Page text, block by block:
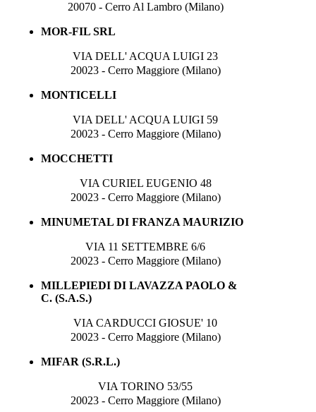
20070 - Cerro Al Lambro (Milano)
MOR-FIL SRL
VIA DELL' ACQUA LUIGI 23
20023 - Cerro Maggiore (Milano)
MONTICELLI
VIA DELL' ACQUA LUIGI 59
20023 - Cerro Maggiore (Milano)
MOCCHETTI
VIA CURIEL EUGENIO 48
20023 - Cerro Maggiore (Milano)
MINUMETAL DI FRANZA MAURIZIO
VIA 11 SETTEMBRE 6/6
20023 - Cerro Maggiore (Milano)
MILLEPIEDI DI LAVAZZA PAOLO &
C. (S.A.S.)
VIA CARDUCCI GIOSUE' 10
20023 - Cerro Maggiore (Milano)
MIFAR (S.R.L.)
VIA TORINO 53/55
20023 - Cerro Maggiore (Milano)